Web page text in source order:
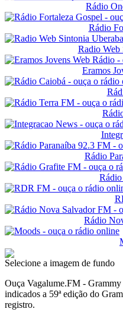
Rádio
Rádio
Radio Web
Eramos
Rádio
Rádio
Selecione a imagem de fundo
Ouça Vagalume.FM -
indicados a 59ª edição do
registro.